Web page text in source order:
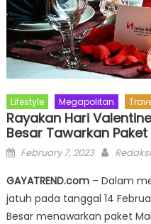
Lifestyle Megapolitan
Rayakan Hari
Besar Tawarkan
Posted
February 7, 2023 Author
Redaksi
GAYATREND.com– Dalam
jatuh pada tanggal 14
Besar menawarkan paket